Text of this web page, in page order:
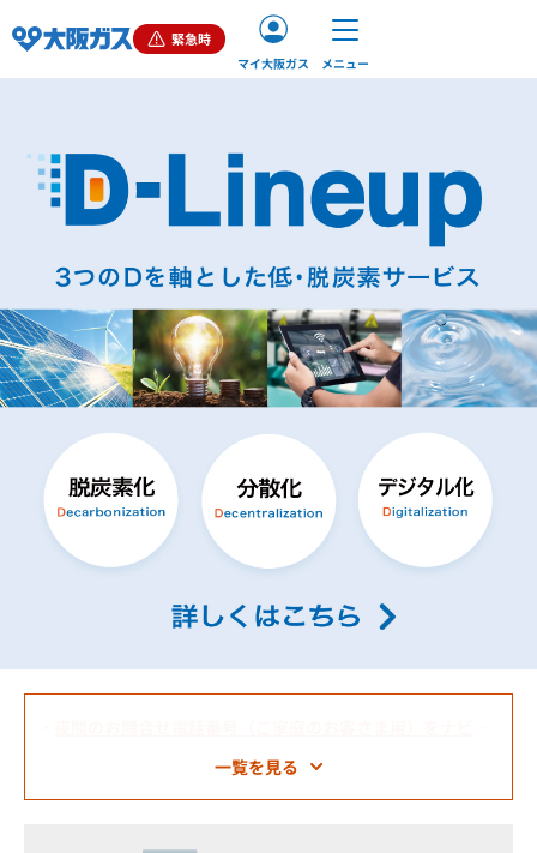
緊急時
マイ大阪ガス メニュー
業務用・産業用のお客さま
企業情報
お問い合わせ English
一覧を見る